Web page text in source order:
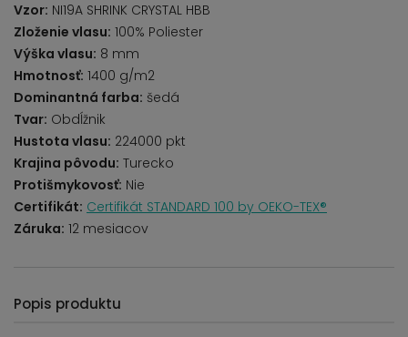
Vzor: NI19A SHRINK CRYSTAL HBB
Zloženie vlasu: 100% Poliester
Výška vlasu: 8 mm
Hmotnosť: 1400 g/m2
Dominantná farba: šedá
Tvar: Obdĺžnik
Hustota vlasu: 224000 pkt
Krajina pôvodu: Turecko
Protišmykovosť: Nie
Certifikát: Certifikát STANDARD 100 by OEKO-TEX®
Záruka: 12 mesiacov
Popis produktu